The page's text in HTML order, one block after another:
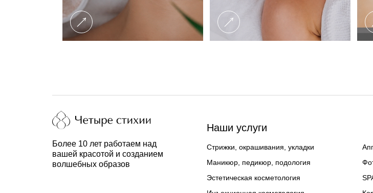
Более 10 лет работаем над
вашей красотой и созданием
волшебных образов
Наши услуги
Стрижки, окрашивания, укладки
Маникюр, педикюр, подология
Эстетическая косметология